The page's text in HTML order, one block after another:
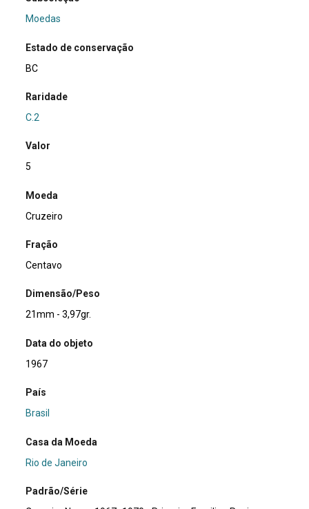
Moedas
Estado de conservação
BC
Raridade
C.2
Valor
5
Moeda
Cruzeiro
Fração
Centavo
Dimensão/Peso
21mm - 3,97gr.
Data do objeto
1967
País
Brasil
Casa da Moeda
Rio de Janeiro
Padrão/Série